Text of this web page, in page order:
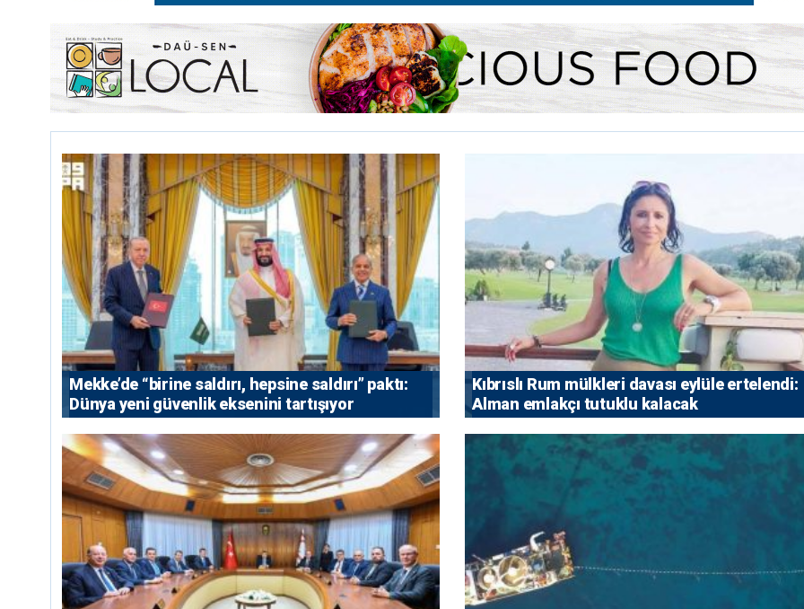
Mekke’de “birine saldırı, hepsine saldırı” paktı:
Dünya yeni güvenlik eksenini tartışıyor
Kıbrıslı Rum mülkleri davası eylüle ertelendi:
Alman emlakçı tutuklu kalacak